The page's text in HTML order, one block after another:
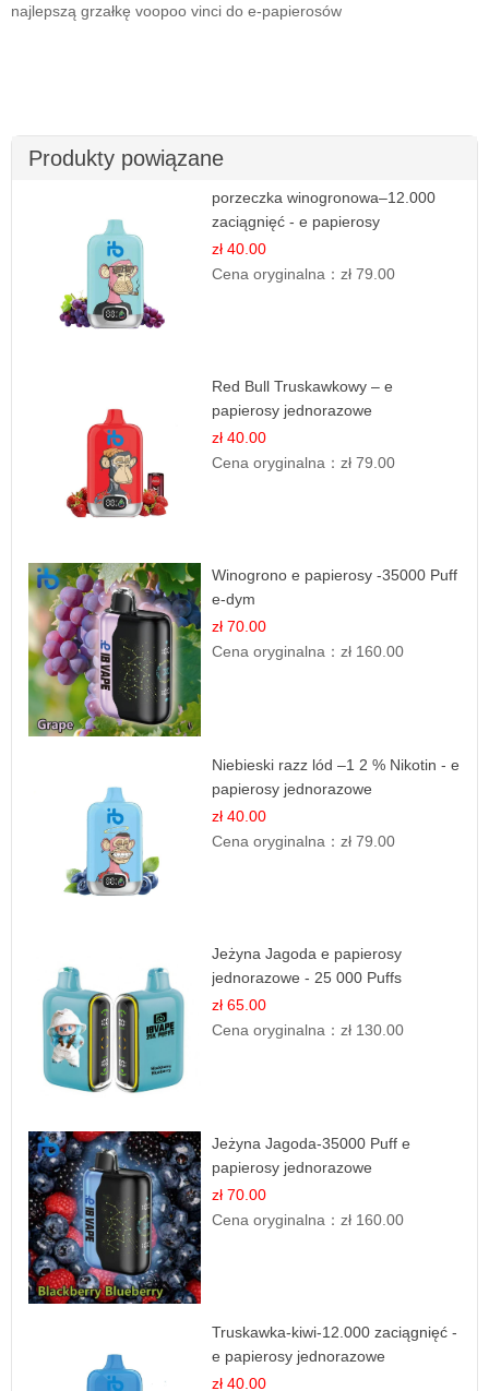
najlepszą grzałkę voopoo vinci do e-papierosów
Produkty powiązane
porzeczka winogronowa–12.000
zaciągnięć - e papierosy
zł 40.00
Cena oryginalna：zł 79.00
Red Bull Truskawkowy – e
papierosy jednorazowe
zł 40.00
Cena oryginalna：zł 79.00
Winogrono e papierosy -35000 Puff
e-dym
zł 70.00
Cena oryginalna：zł 160.00
Niebieski razz lód –1 2 % Nikotin - e
papierosy jednorazowe
zł 40.00
Cena oryginalna：zł 79.00
Jeżyna Jagoda e papierosy
jednorazowe - 25 000 Puffs
zł 65.00
Cena oryginalna：zł 130.00
Jeżyna Jagoda-35000 Puff e
papierosy jednorazowe
zł 70.00
Cena oryginalna：zł 160.00
Truskawka-kiwi-12.000 zaciągnięć -
e papierosy jednorazowe
zł 40.00